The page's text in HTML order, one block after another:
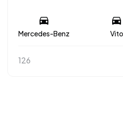
Mercedes-Benz Vito
126